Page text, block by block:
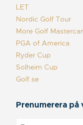
LET
Nordic Golf Tour
More Golf
PGA of America
Ryder Cup
Solheim Cup
Golf.se
Prenumerera